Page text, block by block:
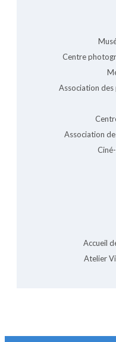
Centre
Association des
Association
Accueil
Atelier